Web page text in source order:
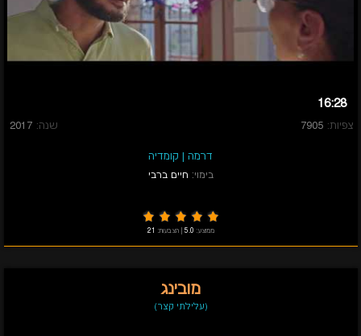
16:28
צפיות: 7905 שנה: 2017
דרמה | קומדיה
בימוי: חיים ברבי
ממוצע: 5.0
|הצבעות: 21
מובינג
(עלילתי קצר)